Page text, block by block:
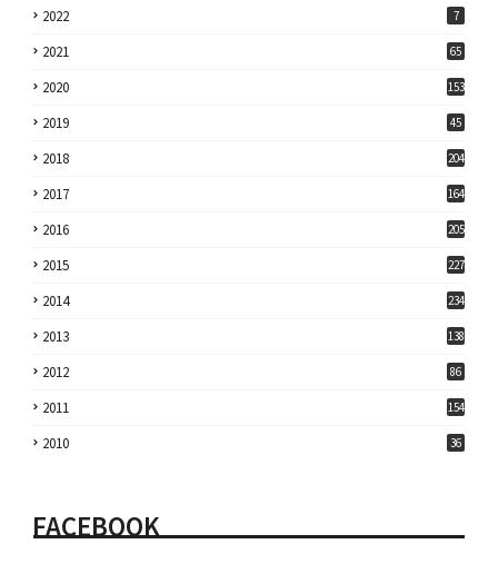
2022 7
2021 65
2020 153
2019 45
2018 204
2017 164
2016 205
2015 227
2014 234
2013 138
2012 86
2011 154
2010 36
FACEBOOK